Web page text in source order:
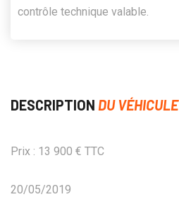
contrôle technique valable.
DESCRIPTION DU VÉHICULE
Prix : 13 900 € TTC
20/05/2019